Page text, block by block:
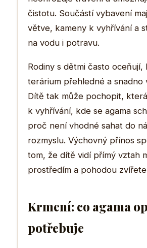
čistotu. Součástí vybavení
větve, kameny k vyhřívání a
na vodu i potravu.
Rodiny s dětmi často oceňují,
terárium přehledné a snadno
Dítě tak může pochopit,
k vyhřívání, kde se agama
proč není vhodné sahat do
rozmyslu. Výchovný přínos
tom, že dítě vidí přímý vztah
prostředím a pohodou
Krmení: co agama
potřebuje